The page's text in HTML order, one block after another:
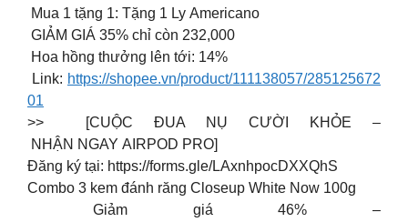
Mua 1 tặng 1: Tặng 1 Ly Americano
GIẢM GIÁ 35% chỉ còn 232,000
Hoa hồng thưởng lên tới: 14%
Link: https://shopee.vn/product/111138057/285125672
01
>> [CUỘC ĐUA NỤ CƯỜI KHỎE –
NHẬN NGAY AIRPOD PRO]
Đăng ký tại: https://forms.gle/LAxnhpocDXXQhS
Combo 3 kem đánh răng Closeup White Now 100g
Giảm giá 46% –